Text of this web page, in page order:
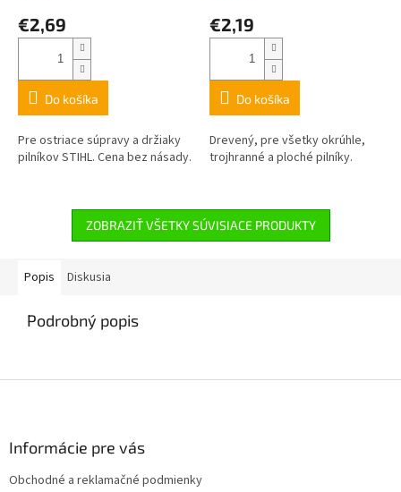
€2,69
Do košíka
Pre ostriace súpravy a držiaky
pilníkov STIHL. Cena bez násady.
€2,19
Do košíka
Drevený, pre všetky okrúhle,
trojhranné a ploché pilníky.
ZOBRAZIŤ VŠETKY SÚVISIACE PRODUKTY
Popis Diskusia
Podrobný popis
Informácie pre vás
Obchodné a reklamačné podmienky